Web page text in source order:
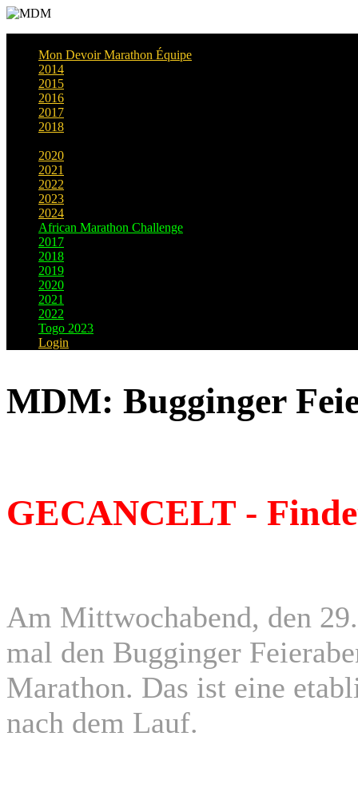
Mon Devoir Marathon Équipe
2014
2015
2016
2017
2018
2020
2021
2022
2023
2024
African Marathon Challenge
2017
2018
2019
2020
2021
2022
Togo 2023
Login
MDM: Bugginger
GECANCELT -
Am Mittwochabend, den
mal den Bugginger
Marathon. Das ist eine
nach dem Lauf.